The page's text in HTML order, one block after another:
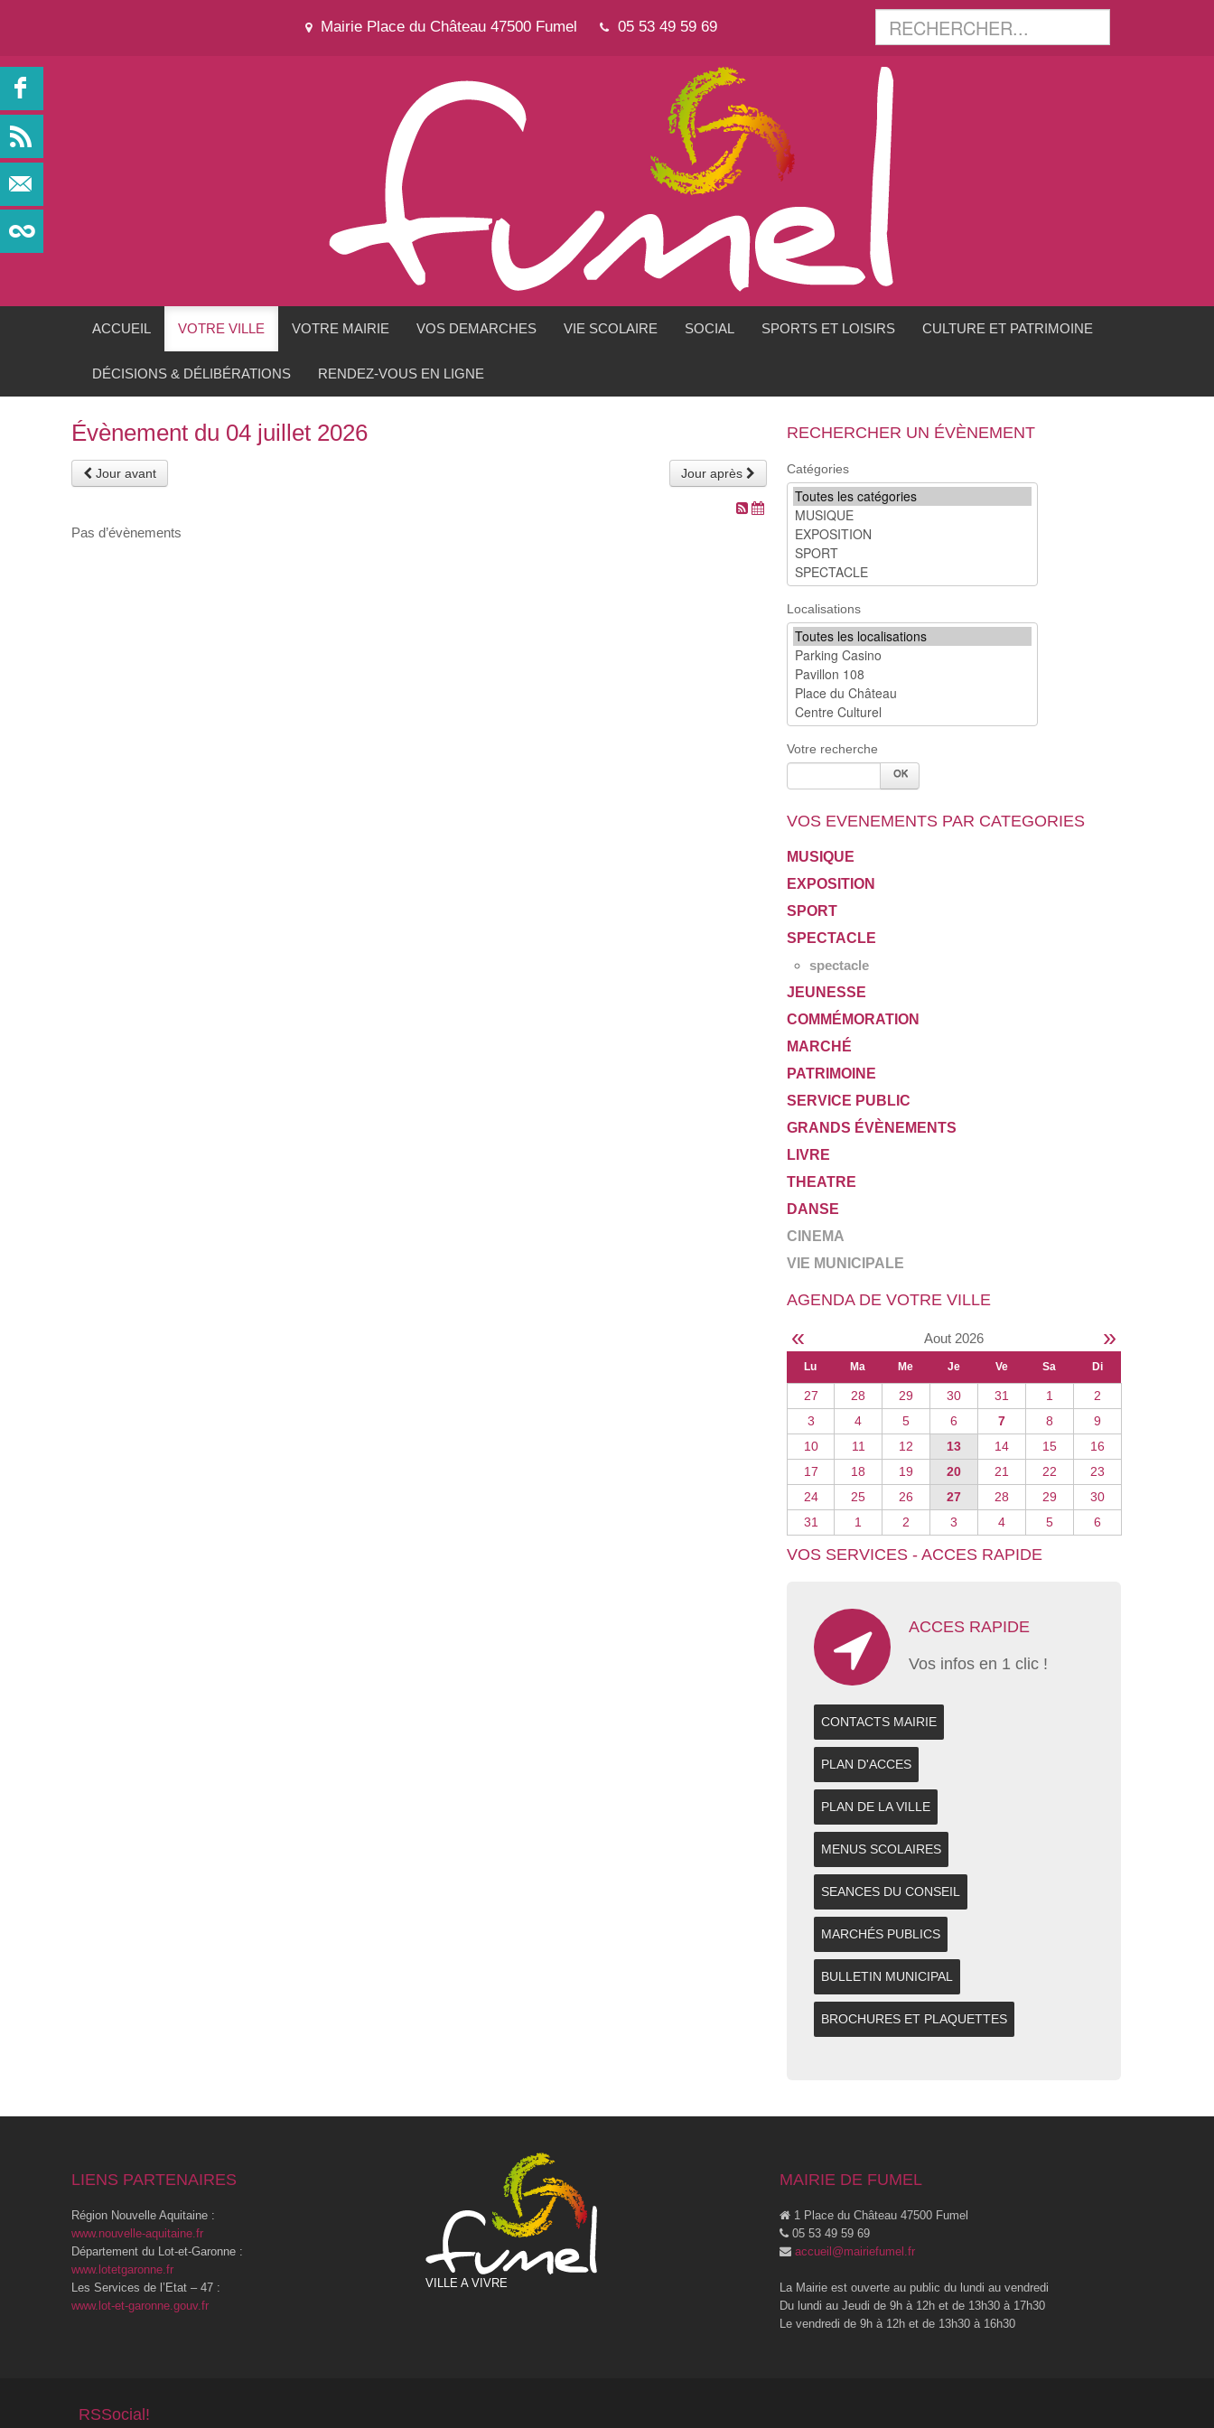
Mairie Place du Château 47500 Fumel 05 53 49 59 69
ACCUEIL VOTRE VILLE VOTRE MAIRIE VOS DEMARCHES VIE SCOLAIRE SOCIAL SPORTS ET LOISIRS CULTURE ET PATRIMOINE
DÉCISIONS & DÉLIBÉRATIONS RENDEZ-VOUS EN LIGNE
Évènement du 04 juillet 2026
Jour avant Jour après
Pas d’évènements
RECHERCHER UN ÉVÈNEMENT
Catégories
Localisations
Votre recherche
VOS EVENEMENTS PAR CATEGORIES
MUSIQUE
EXPOSITION
SPORT
SPECTACLE
spectacle
JEUNESSE
COMMÉMORATION
MARCHÉ
PATRIMOINE
SERVICE PUBLIC
GRANDS ÉVÈNEMENTS
LIVRE
THEATRE
DANSE
CINEMA
VIE MUNICIPALE
AGENDA DE VOTRE VILLE
« Aout 2026 »
Lu Ma Me Je Ve Sa Di
27 28 29 30 31 1
2
3
4 5 6 7 8
9
10
11 12 13 14 15
16
17
18 19 20 21 22
23
24
25 26 27 28 29
30
31
1 2 3 4 5 6
VOS SERVICES - ACCES RAPIDE
ACCES RAPIDE
Vos infos en 1 clic !
CONTACTS MAIRIE
PLAN D'ACCES
PLAN DE LA VILLE
MENUS SCOLAIRES
SEANCES DU CONSEIL
MARCHÉS PUBLICS
BULLETIN MUNICIPAL
BROCHURES ET PLAQUETTES
LIENS PARTENAIRES
Région Nouvelle Aquitaine :
www.nouvelle-aquitaine.fr
Département du Lot-et-Garonne :
www.lotetgaronne.fr
Les Services de l’Etat – 47 :
www.lot-et-garonne.gouv.fr
VILLE A VIVRE
MAIRIE DE FUMEL
1 Place du Château 47500 Fumel
05 53 49 59 69
accueil@mairiefumel.fr
La Mairie est ouverte au public du lundi au vendredi
Du lundi au Jeudi de 9h à 12h et de 13h30 à 17h30
Le vendredi de 9h à 12h et de 13h30 à 16h30
RSSocial!